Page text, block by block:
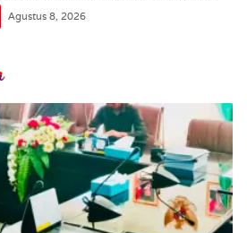
Agustus 8, 2026